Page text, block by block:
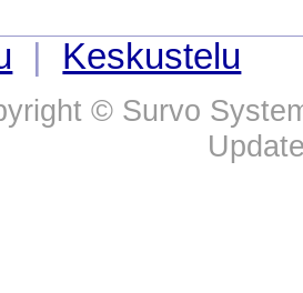
Keskustelu
© Survo